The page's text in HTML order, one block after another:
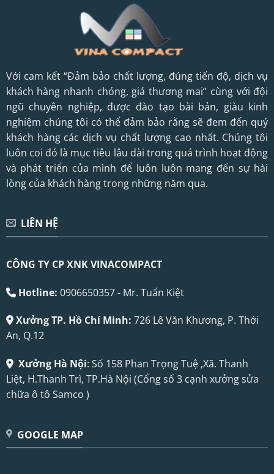
Với cam kết “Đảm bảo chất lượng, đúng tiến độ, dịch vụ
khách hàng nhanh chóng, giá thương mai” cùng với đội
ngũ chuyên nghiệp, được đào tạo bài bản, giàu kinh
nghiệm chúng tôi có thể đảm bảo rằng sẽ đem đến quý
khách hàng các dịch vụ chất lượng cao nhất. Chúng tôi
luôn coi đó là mục tiêu lâu dài trong quá trình hoạt động
và phát triển của mình để luôn luôn mang đến sự hài
lòng của khách hàng trong những năm qua.
LIÊN HỆ
CÔNG TY CP XNK VINACOMPACT
Hotline: 0906650357 - Mr. Tuấn Kiệt
Xưởng TP. Hồ Chí Minh: 726 Lê Văn Khương, P. Thới
An, Q.12
Xưởng Hà Nội: Số 158 Phan Trọng Tuệ ,Xã. Thanh
Liệt, H.Thanh Trì, TP.Hà Nội (Cổng số 3 cạnh xưởng sửa
chữa ô tô Samco )
GOOGLE MAP